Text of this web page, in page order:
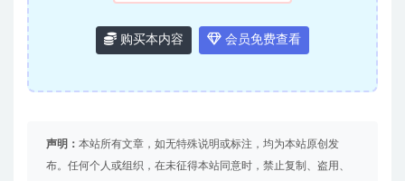
购买本内容 会员免费查看
声明： 本站所有文章，如无特殊说明或标注，均为本站原创发
布。任何个人或组织，在未征得本站同意时，禁止复制、盗用、